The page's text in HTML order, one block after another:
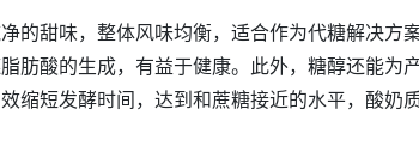
的甜味，整体风味均衡，适合作为代糖解决方
肪酸的生成，有益于健康。此外，糖醇还能为
缩短发酵时间，达到和蔗糖接近的水平，酸奶